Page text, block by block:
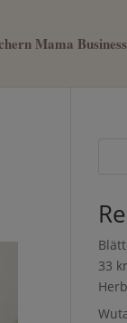
Mama Business
33